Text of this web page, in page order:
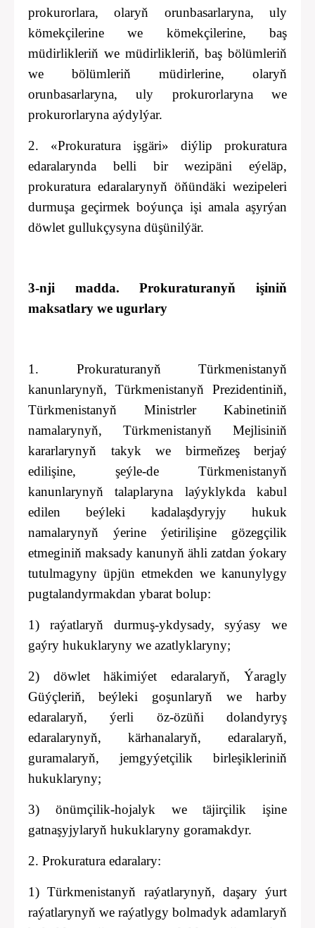
prokurorlara, olaryň orunbasarlaryna, uly
kömekçilerine we kömekçilerine, baş
müdirlikleriň we müdirlikleriň, baş bölümleriň
we bölümleriň müdirlerine, olaryň
orunbasarlaryna, uly prokurorlaryna we
prokurorlaryna aýdylýar.
2. «Prokuratura işgäri» diýlip prokuratura
edaralarynda belli bir wezipäni eýeläp,
prokuratura edaralarynyň öňündäki wezipeleri
durmuşa geçirmek boýunça işi amala aşyrýan
döwlet gullukçysyna düşünilýär.
3-nji
madda. Prokuraturanyň işiniň
maksatlary we ugurlary
1. Prokuraturanyň Türkmenistanyň
kanunlarynyň, Türkmenistanyň Prezidentiniň,
Türkmenistanyň Ministrler Kabinetiniň
namalarynyň, Türkmenistanyň Mejlisiniň
kararlarynyň takyk we birmeňzeş berjaý
edilişine, şeýle-de Türkmenistanyň
kanunlarynyň talaplaryna laýyklykda kabul
edilen beýleki kadalaşdyryjy hukuk
namalarynyň ýerine ýetirilişine gözegçilik
etmeginiň maksady kanunyň ähli zatdan ýokary
tutulmagyny üpjün etmekden we kanunylygy
pugtalandyrmakdan ybarat bolup:
1) raýatlaryň durmuş-ykdysady, syýasy we
gaýry hukuklaryny we azatlyklaryny;
2) döwlet häkimiýet edaralaryň, Ýaragly
Güýçleriň, beýleki goşunlaryň we harby
edaralaryň, ýerli öz-özüňi dolandyryş
edaralarynyň, kärhanalaryň, edaralaryň,
guramalaryň, jemgyýetçilik birleşikleriniň
hukuklaryny;
3) önümçilik-hojalyk we täjirçilik işine
gatnaşyjylaryň hukuklaryny goramakdyr.
2. Prokuratura edaralary:
1) Türkmenistanyň raýatlarynyň, daşary ýurt
raýatlarynyň we raýatlygy bolmadyk adamlaryň